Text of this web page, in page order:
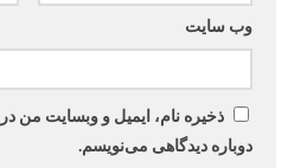
وب‌ سایت
ذخیره نام، ایمیل و وبسایت من
دوباره دیدگاهی می‌نویسم.